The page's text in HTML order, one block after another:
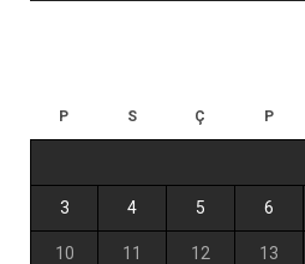
P S Ç P
3 4 5 6
10 11 12 13